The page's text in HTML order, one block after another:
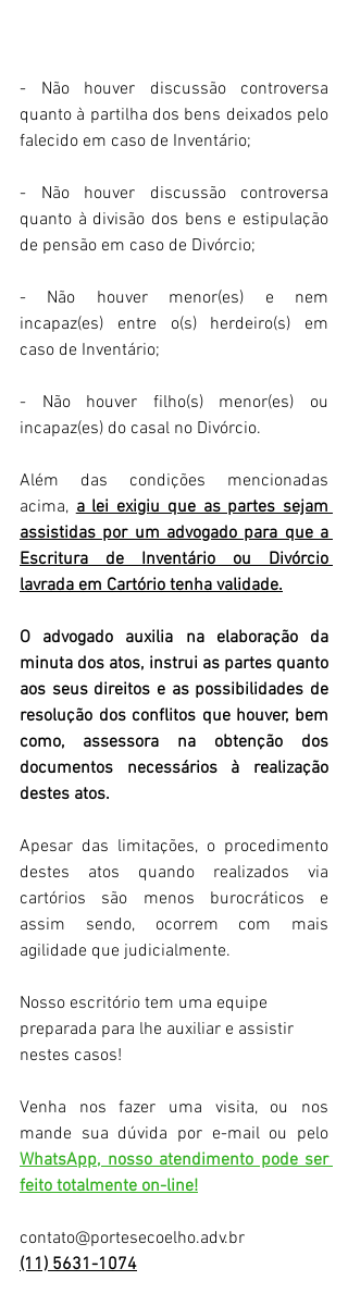
- Não houver discussão controversa
quanto à partilha dos bens deixados pelo
falecido em caso de Inventário;
- Não houver discussão controversa
quanto à divisão dos bens e estipulação
de pensão em caso de Divórcio;
- Não houver menor(es) e nem
incapaz(es) entre o(s) herdeiro(s) em
caso de Inventário;
- Não houver filho(s) menor(es) ou
incapaz(es) do casal no Divórcio.
Além das condições mencionadas
acima, a lei exigiu que as partes sejam
assistidas por um advogado para que a
Escritura de Inventário ou Divórcio
lavrada em Cartório tenha validade.
O advogado auxilia na elaboração da
minuta dos atos, instrui as partes quanto
aos seus direitos e as possibilidades de
resolução dos conflitos que houver, bem
como, assessora na obtenção dos
documentos necessários à realização
destes atos.
Apesar das limitações, o procedimento
destes atos quando realizados via
cartórios são menos burocráticos e
assim sendo, ocorrem com mais
agilidade que judicialmente.
Nosso escritório tem uma equipe
preparada para lhe auxiliar e assistir
nestes casos!
Venha nos fazer uma visita, ou nos
WhatsApp, nosso atendimento pode ser
feito totalmente on-line!
contato@portesecoelho.adv.br
(11) 5631-1074